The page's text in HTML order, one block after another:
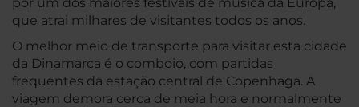
que atrai milhares de visitantes todos os anos.
O melhor meio de transporte para visitar esta cidade
da Dinamarca é o comboio, com partidas
frequentes da estação central de Copenhaga. A
viagem demora cerca de meia hora e normalmente